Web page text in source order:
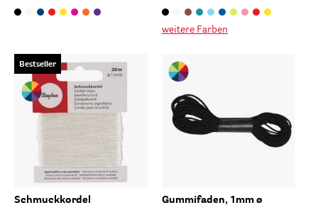
weitere Farben
Bestseller
Schmuckkordel
Gummifaden, 1mm ø